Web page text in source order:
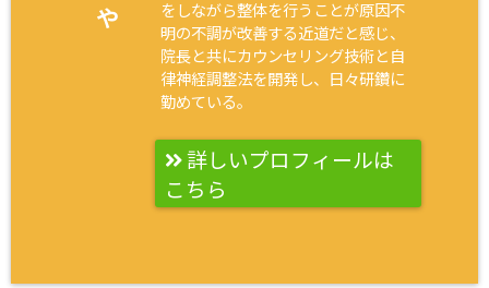
や
をしながら整体を行うことが原因不
明の不調が改善する近道だと感じ、
院長と共にカウンセリング技術と自
律神経調整法を開発し、日々研鑽に
勤めている。
詳しいプロフィールは
こちら